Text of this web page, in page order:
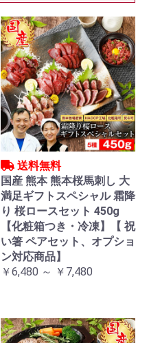
送料無料
国産 熊本 熊本桜馬刺し 大
満足ギフトスペシャル 霜降
り 桜ロースセット 450g
【化粧箱つき・冷凍】【 祝
い箸 ペアセット、オプショ
ン対応商品】
￥6,480 ～ ￥7,480